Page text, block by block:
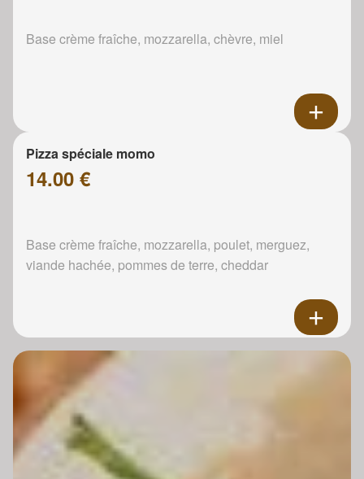
Base crème fraîche, mozzarella, chèvre, miel
Pizza spéciale momo
14.00 €
Base crème fraîche, mozzarella, poulet, merguez,
viande hachée, pommes de terre, cheddar